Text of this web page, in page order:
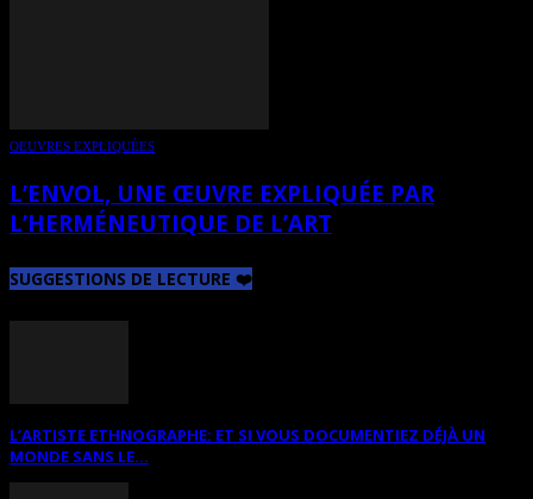
OEUVRES EXPLIQUÉES
L’ENVOL, UNE ŒUVRE EXPLIQUÉE PAR
L’HERMÉNEUTIQUE DE L’ART
SUGGESTIONS DE LECTURE ❤️
L’ARTISTE ETHNOGRAPHE: ET SI VOUS DOCUMENTIEZ DÉJÀ UN
MONDE SANS LE...